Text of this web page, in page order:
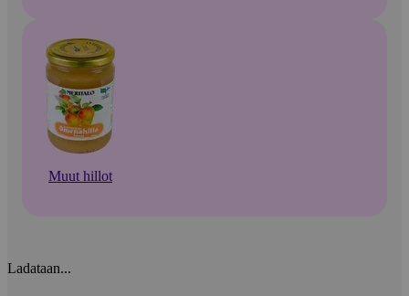
Muut hillot
Ladataan...